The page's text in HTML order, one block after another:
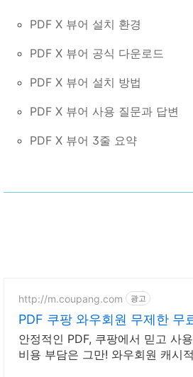
PDF X 뷰어 설치 환경
PDF X 뷰어 공식 다운로드
PDF X 뷰어 설치 방법
PDF X 뷰어 사용 질문과 답변
PDF X 뷰어 3줄 요약
http://m.coupang.com 광고
PDF 쿠팡 와우회원 무제한 무
안정적인 PDF, 쿠팡에서 믿고 사
비용 부담은 그만! 와우회원 캐시